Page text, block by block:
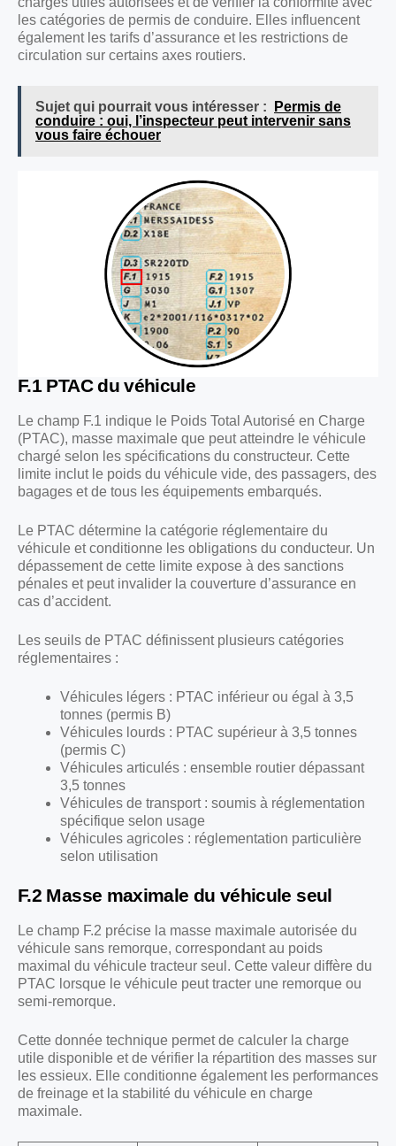
les catégories de permis de conduire. Elles influencent
également les tarifs d’assurance et les restrictions de
circulation sur certains axes routiers.
Sujet qui pourrait vous intéresser :
Permis de
conduire : oui, l’inspecteur peut intervenir sans
vous faire échouer
F.1 PTAC du véhicule
Le champ F.1 indique le Poids Total Autorisé en Charge
(PTAC), masse maximale que peut atteindre le véhicule
chargé selon les spécifications du constructeur. Cette
limite inclut le poids du véhicule vide, des passagers, des
bagages et de tous les équipements embarqués.
Le PTAC détermine la catégorie réglementaire du
véhicule et conditionne les obligations du conducteur. Un
dépassement de cette limite expose à des sanctions
pénales et peut invalider la couverture d’assurance en
cas d’accident.
Les seuils de PTAC définissent plusieurs catégories
réglementaires :
Véhicules légers : PTAC inférieur ou égal à 3,5
tonnes (permis B)
Véhicules lourds : PTAC supérieur à 3,5 tonnes
(permis C)
Véhicules articulés : ensemble routier dépassant
3,5 tonnes
Véhicules de transport : soumis à réglementation
spécifique selon usage
Véhicules agricoles : réglementation particulière
selon utilisation
F.2 Masse maximale du véhicule seul
Le champ F.2 précise la masse maximale autorisée du
véhicule sans remorque, correspondant au poids
maximal du véhicule tracteur seul. Cette valeur diffère du
PTAC lorsque le véhicule peut tracter une remorque ou
semi-remorque.
Cette donnée technique permet de calculer la charge
utile disponible et de vérifier la répartition des masses sur
les essieux. Elle conditionne également les performances
de freinage et la stabilité du véhicule en charge
maximale.